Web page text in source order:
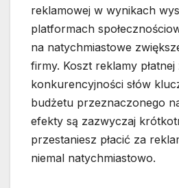
reklamowej w wynikach
platformach
na natychmiastowe
firmy. Koszt reklamy
konkurencyjności słów
budżetu przeznaczonego
efekty są zazwyczaj
przestaniesz płacić za
niemal natychmiastowo.